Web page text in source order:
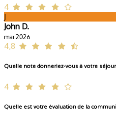
4
J
John D.
mai 2026
4,8
Quelle note donneriez-vous à votre séjour
4
Quelle est votre évaluation de la